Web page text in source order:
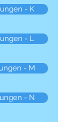
- K
- L
- M
- N